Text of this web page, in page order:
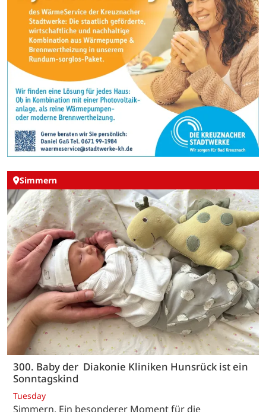
Simmern
300. Baby der Diakonie Kliniken Hunsrück ist ein
Sonntagskind
Tuesday
Simmern. Ein besonderer Moment für die